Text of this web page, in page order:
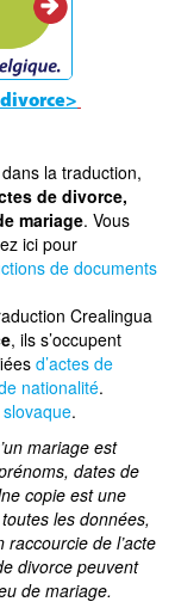
la traduction,
de divorce,
mariage. Vous
ici pour
de documents
Crealingua
, ils s’occupent
d’actes de
nationalité.
slovaque.
mariage est
dates de
copie est une
les données,
de l’acte
divorce peuvent
de mariage.